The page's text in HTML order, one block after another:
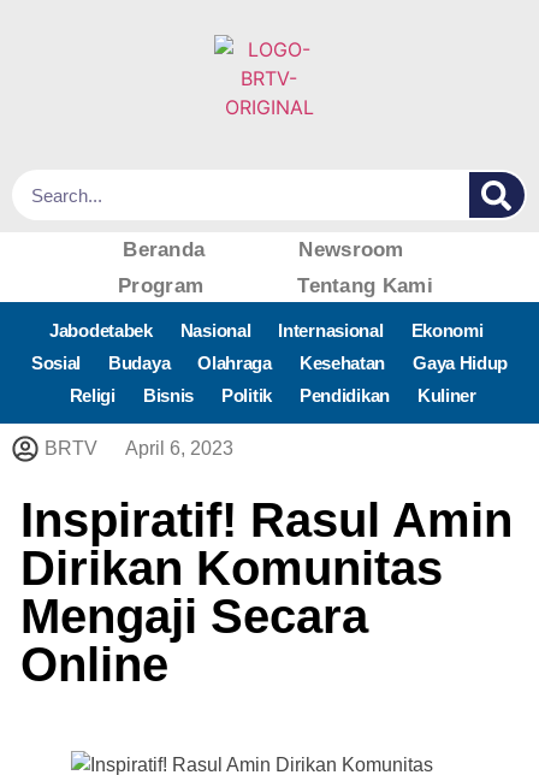
Beranda
Newsroom
Program
Tentang Kami
Jabodetabek Nasional Internasional
Ekonomi
Sosial
Budaya Olahraga Kesehatan
Gaya Hidup
Religi
Bisnis Politik Pendidikan Kuliner
BRTV April 6, 2023
Inspiratif! Rasul Amin
Dirikan Komunitas
Mengaji Secara
Online